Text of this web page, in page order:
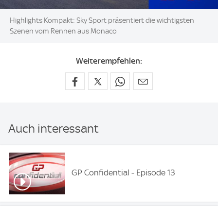
Highlights Kompakt: Sky Sport präsentiert die wichtigsten
Szenen vom Rennen aus Monaco
Weiterempfehlen:
Auch interessant
GP Confidential - Episode 13